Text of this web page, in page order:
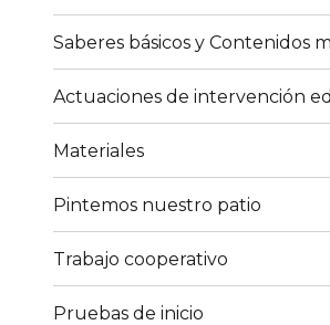
Saberes básicos y Contenidos
Actuaciones de intervención
Materiales
Pintemos nuestro patio
Trabajo cooperativo
Pruebas de inicio